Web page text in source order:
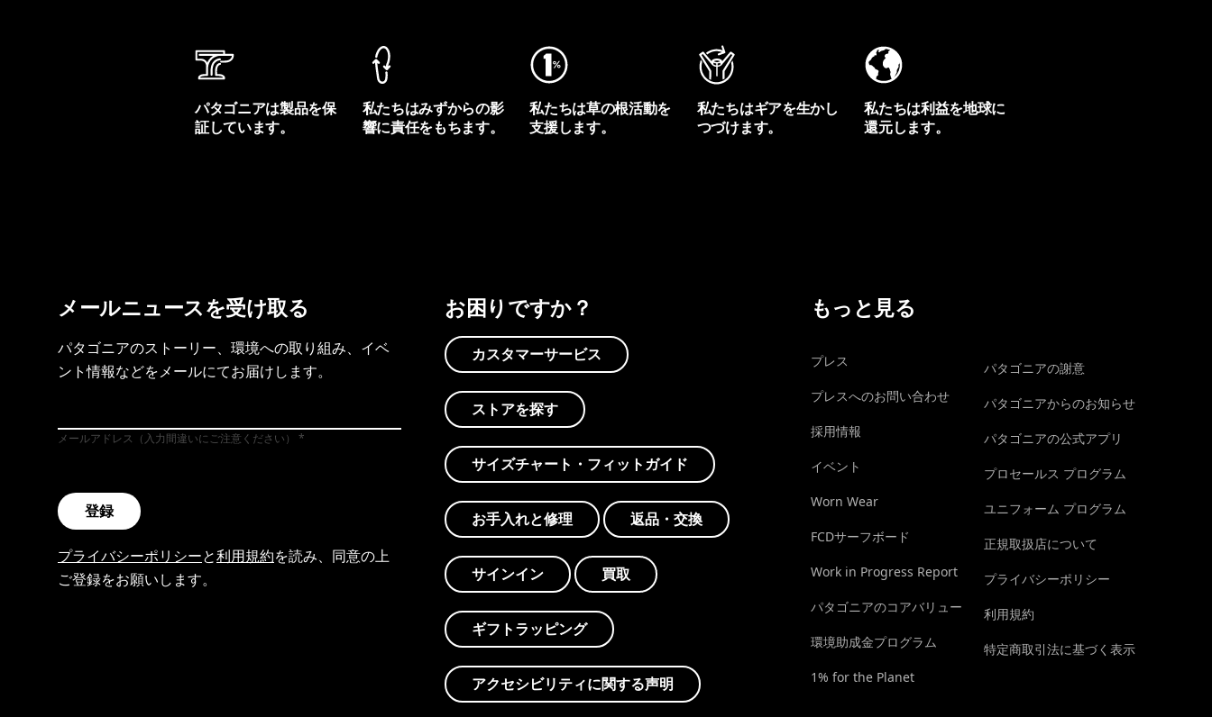
パタゴニアは製品を保
証しています。
私たちはみずからの影
響に責任をもちます。
私たちは草の根活動を
支援します。
私たちはギアを生かし
つづけます。
私たちは利益を地球に
還元します。
メールニュースを受け取る
パタゴニアのストーリー、環境への取り組み、イベ
ント情報などをメールにてお届けします。
メールアドレス（入力間違いにご注意ください）
登録
プライバシーポリシーと利用規約を読み、同意の上
ご登録をお願いします。
お困りですか？
カスタマーサービス
ストアを探す
サイズチャート・フィットガイド
お手入れと修理 返品・交換
サインイン 買取
ギフトラッピング
アクセシビリティに関する声明
もっと見る
プレス
プレスへのお問い合わせ
採用情報
イベント
Worn Wear
FCDサーフボード
Work in Progress Report
パタゴニアのコアバリュー
環境助成金プログラム
1% for the Planet
パタゴニアの謝意
パタゴニアからのお知らせ
パタゴニアの公式アプリ
プロセールス プログラム
ユニフォーム プログラム
正規取扱店について
プライバシーポリシー
利用規約
特定商取引法に基づく表示